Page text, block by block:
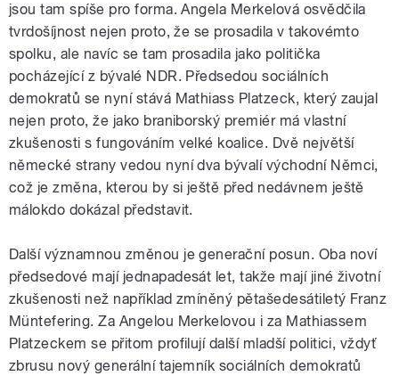
jsou tam spíše pro forma. Angela Merkelová osvědčila
tvrdošíjnost nejen proto, že se prosadila v takovémto
spolku, ale navíc se tam prosadila jako politička
pocházející z bývalé NDR. Předsedou sociálních
demokratů se nyní stává Mathiass Platzeck, který zaujal
nejen proto, že jako braniborský premiér má vlastní
zkušenosti s fungováním velké koalice. Dvě největší
německé strany vedou nyní dva bývalí východní Němci,
což je změna, kterou by si ještě před nedávnem ještě
málokdo dokázal představit.
Další významnou změnou je generační posun. Oba noví
předsedové mají jednapadesát let, takže mají jiné životní
zkušenosti než například zmíněný pětašedesátiletý Franz
Müntefering. Za Angelou Merkelovou i za Mathiassem
Platzeckem se přitom profilují další mladší politici, vždyť
zbrusu nový generální tajemník sociálních demokratů